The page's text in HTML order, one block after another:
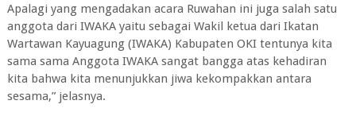
Apalagi yang mengadakan acara Ruwahan ini juga salah satu
anggota dari IWAKA yaitu sebagai Wakil ketua dari Ikatan
Wartawan Kayuagung (IWAKA) Kabupaten OKI tentunya kita
sama sama Anggota IWAKA sangat bangga atas kehadiran
kita bahwa kita menunjukkan jiwa kekompakkan antara
sesama,” jelasnya.